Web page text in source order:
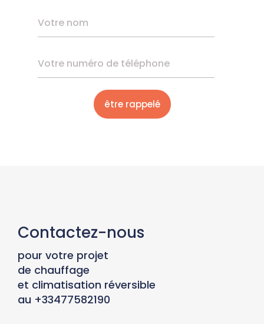
Contactez-nous
pour votre projet
de chauffage
et climatisation réversible
au +33477582190